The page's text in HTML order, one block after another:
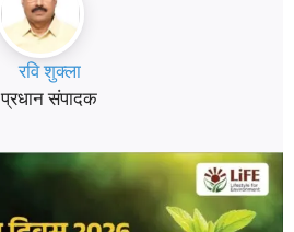
रवि शुक्ला
प्रधान संपादक